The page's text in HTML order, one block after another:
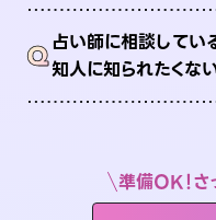
Q占い師に相談してい
知人に知られたくな
準備OK！さ